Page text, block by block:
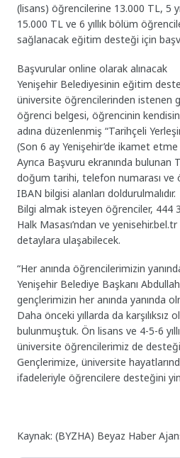
(lisans) öğrencilerine 13.000 TL, 5
15.000 TL ve 6 yıllık bölüm
sağlanacak eğitim desteği için
Başvurular online olarak alınacak
Yenişehir Belediyesinin eğitim
üniversite öğrencilerinden istenen
öğrenci belgesi, öğrencinin
adına düzenlenmiş “Tarihçeli
(Son 6 ay Yenişehir’de ikamet etme
Ayrıca Başvuru ekranında bulunan
doğum tarihi, telefon numarası ve
IBAN bilgisi alanları doldurulmalıdır.
Bilgi almak isteyen öğrenciler, 444
Halk Masası’ndan ve
detaylara ulaşabilecek.
“Her anında öğrencilerimizin
Yenişehir Belediye Başkanı
gençlerimizin her anında yanında
Daha önceki yıllarda da
bulunmuştuk. Ön lisans ve 4-5-6
üniversite öğrencilerimiz de
Gençlerimize, üniversite
ifadeleriyle öğrencilere desteğini
Kaynak: (BYZHA) Beyaz Haber